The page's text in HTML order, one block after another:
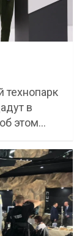
в
этом…